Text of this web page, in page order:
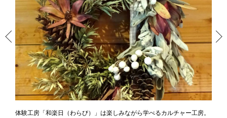
体験工房「和楽日（わらび）」は楽しみながら学べるカルチャー工房。